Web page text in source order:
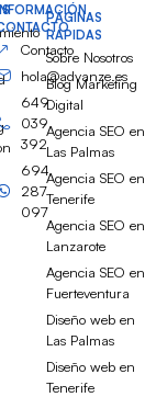
PÁGINAS
RÁPIDAS
Sobre Nosotros
Blog Marketing
Digital
Agencia SEO en
Las Palmas
Agencia SEO en
Tenerife
Agencia SEO en
Lanzarote
Agencia SEO en
Fuerteventura
Diseño web en
Las Palmas
Diseño web en
Tenerife
Contacto
hola@advanze.es
649
039
392
694
287
097